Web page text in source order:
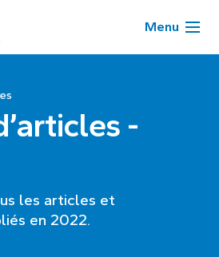
Menu
-
les articles et
en 2022.